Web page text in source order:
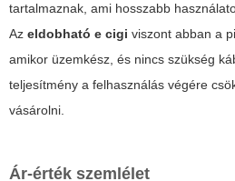
tartalmaznak, ami hosszabb
Az eldobható e cigi viszont abban a
amikor üzemkész, és nincs szükség
teljesítmény a felhasználás végére
vásárolni.
Ár-érték szemlélet